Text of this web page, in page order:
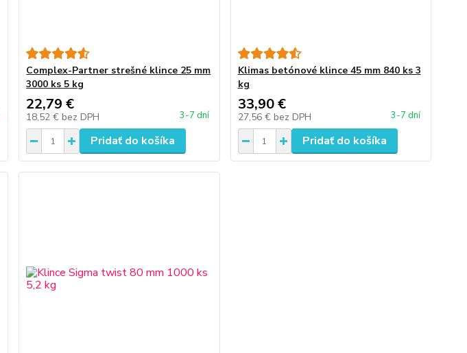
Complex-Partner strešné klince 25 mm
3000 ks 5 kg
22,79 €
18,52 € bez DPH 3-7 dní
Pridať do košíka
Klimas betónové klince 45 mm 840 ks 3
kg
33,90 €
27,56 € bez DPH 3-7 dní
Pridať do košíka